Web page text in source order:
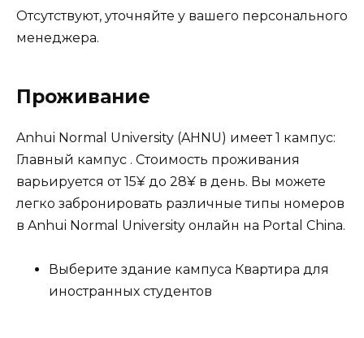
Отсутствуют, уточняйте у вашего персонального
менеджера.
Проживание
Anhui Normal University (AHNU) имеет 1 кампус:
Главный кампус . Стоимость проживания
варьируется от 15¥ до 28¥ в день. Вы можете
легко забронировать различные типы номеров
в Anhui Normal University онлайн на Portal China.
Выберите здание кампуса Квартира для
иностранных студентов